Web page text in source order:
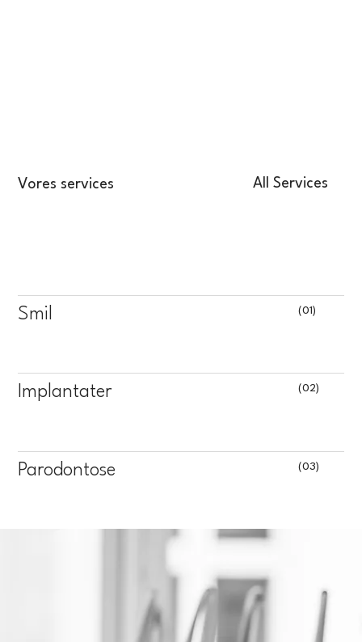
Vores services All Services
Smil (01)
Implantater (02)
Parodontose (03)